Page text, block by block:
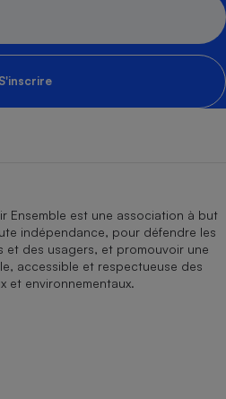
S'inscrire
Ensemble est une association à but
indépendance, pour défendre les
et des usagers, et promouvoir une
accessible et respectueuse des
et environnementaux.